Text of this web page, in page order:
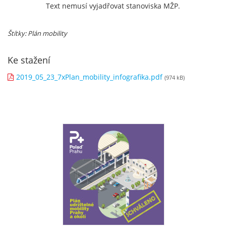
Text nemusí vyjadřovat stanoviska MŽP.
Štítky: Plán mobility
Ke stažení
2019_05_23_7xPlan_mobility_infografika.pdf (974 kB)